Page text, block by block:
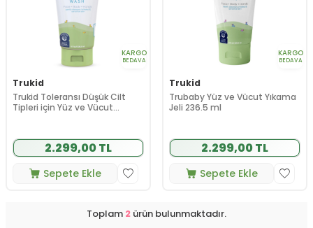
KARGO
BEDAVA
Trukid
Trukid Toleransı Düşük Cilt
Tipleri için Yüz ve Vücut
2.299,00 TL
Sepete Ekle
KARGO
BEDAVA
Trukid
Trubaby Yüz ve Vücut Yıkama
Jeli 236.5 ml
2.299,00 TL
Sepete Ekle
Toplam 2 ürün bulunmaktadır.